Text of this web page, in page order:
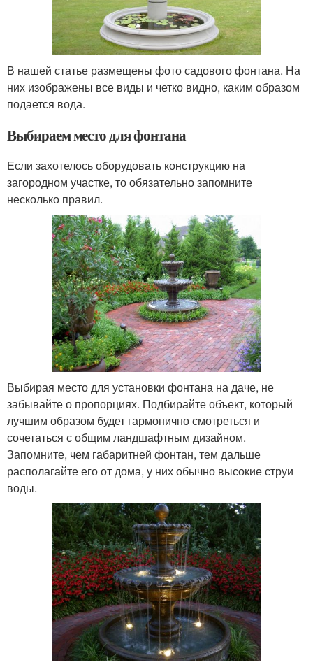
В нашей статье размещены фото садового фонтана. На
них изображены все виды и четко видно, каким образом
подается вода.
Выбираем место для фонтана
Если захотелось оборудовать конструкцию на
загородном участке, то обязательно запомните
несколько правил.
Выбирая место для установки фонтана на даче, не
забывайте о пропорциях. Подбирайте объект, который
лучшим образом будет гармонично смотреться и
сочетаться с общим ландшафтным дизайном.
Запомните, чем габаритней фонтан, тем дальше
располагайте его от дома, у них обычно высокие струи
воды.